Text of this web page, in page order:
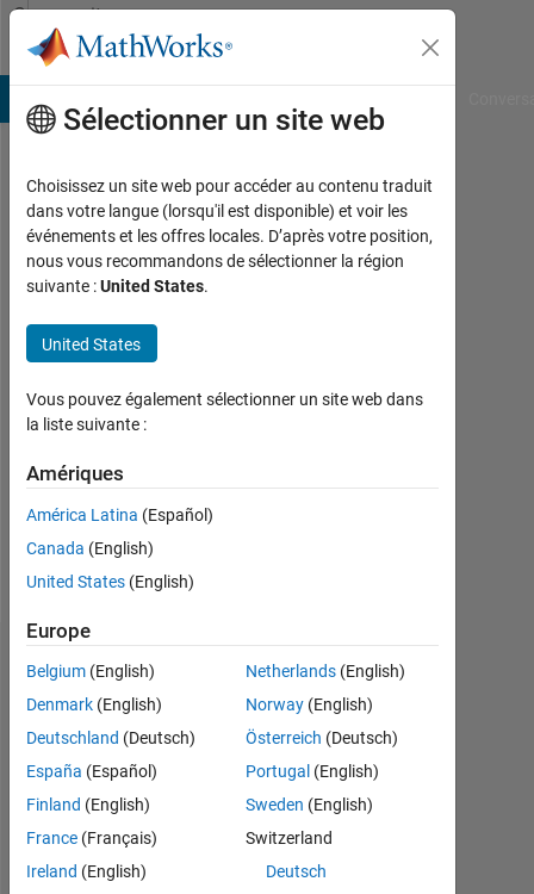
Passer au contenu
Community
Profile
Dark
Sorrow
Actif
2022
0
Following:
0
Follow
Recommandations
Please
login
to
this
person
in
Sélectionner un site web
Choisissez un site web pour accéder au contenu traduit
dans votre langue (lorsqu'il est disponible) et voir les
événements et les offres locales. D’après votre position,
nous vous recommandons de sélectionner la région
suivante :United States.
United States
Vous pouvez également sélectionner un site web dans
la liste suivante :
Amériques
América Latina (Español)
Canada (English)
United States (English)
Europe
Belgium (English)
Denmark (English)
Deutschland (Deutsch)
España (Español)
Finland (English)
France (Français)
Ireland (English)
Netherlands(English)
Norway(English)
Österreich (Deutsch)
Portugal (English)
Sweden (English)
Switzerland
Deutsch